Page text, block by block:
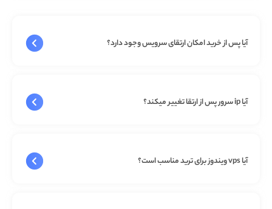
آیا پس از خرید امکان ارتقای سرویس وجود دارد؟
آیا ip سرور پس از ارتقا تغییر میکند؟
آیا vps ویندوز برای ترید مناسب است؟